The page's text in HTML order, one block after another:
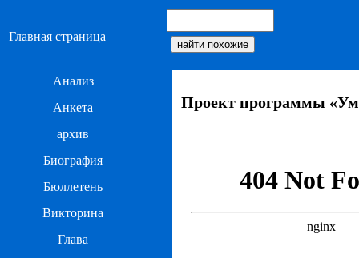
Главная страница
Анализ
Анкета
архив
Биография
Бюллетень
Викторина
Глава
Проект программы